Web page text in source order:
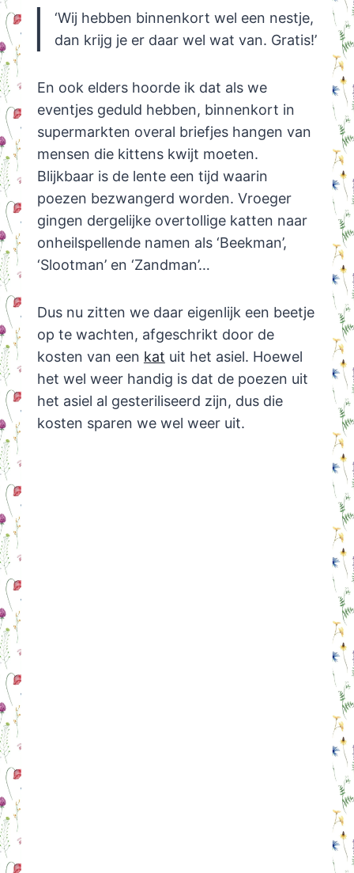
‘Wij hebben binnenkort wel een nestje,
dan krijg je er daar wel wat van. Gratis!’
En ook elders hoorde ik dat als we
eventjes geduld hebben, binnenkort in
supermarkten overal briefjes hangen van
mensen die kittens kwijt moeten.
Blijkbaar is de lente een tijd waarin
poezen bezwangerd worden. Vroeger
gingen dergelijke overtollige katten naar
onheilspellende namen als ‘Beekman’,
‘Slootman’ en ‘Zandman’…
Dus nu zitten we daar eigenlijk een beetje
op te wachten, afgeschrikt door de
kosten van een kat uit het asiel. Hoewel
het wel weer handig is dat de poezen uit
het asiel al gesteriliseerd zijn, dus die
kosten sparen we wel weer uit.